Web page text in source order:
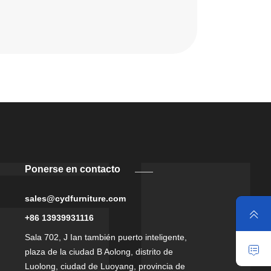
Ponerse en contacto
sales@cydfurniture.com
+86 13939931116
Sala 702, J Ian también puerto inteligente,
plaza de la ciudad B Aolong, distrito de
Luolong, ciudad de Luoyang, provincia de